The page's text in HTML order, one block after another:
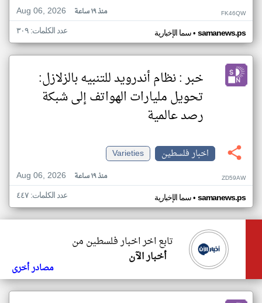
Aug 06, 2026
منذ ١٩ ساعة FK46QW
سما الإخبارية• samanews.ps عدد الكلمات: ٣٠٩
خبر : نظام أندرويد للتنبيه بالزلازل:
تحويل مليارات الهواتف إلى شبكة
رصد عالمية
اخبار فلسطين
Varieties
Aug 06, 2026
منذ ١٩ ساعة ZD59AW
سما الإخبارية• samanews.ps عدد الكلمات: ٤٤٧
تابع اخر اخبار فلسطين من
أخبار الآن
مصادر أخرى